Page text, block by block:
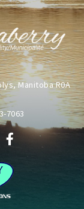
Manitoba R0A
7063